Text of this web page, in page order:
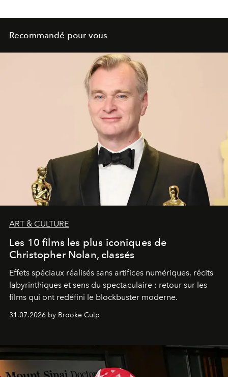
Recommandé pour vous
ART & CULTURE
Les 10 films les plus iconiques de
Christopher Nolan, classés
Effets spéciaux réalisés sans artifices numériques, récits
labyrinthiques et sens du spectaculaire : retour sur les
films qui ont redéfini le blockbuster moderne.
31.07.2026 by Brooke Culp